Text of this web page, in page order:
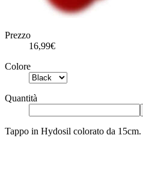
Prezzo
16,99€
Colore
Quantità
Tappo in Hydosil colorato da 15cm.